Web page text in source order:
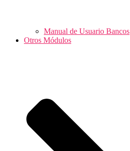
Manual de Usuario Bancos
Otros Módulos